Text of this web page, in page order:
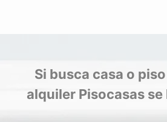
Si busca casa o
alquiler Pisocasas